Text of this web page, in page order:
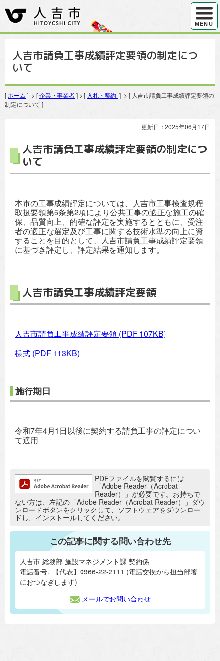
ハンバ
MENU
人吉市請負工事成績評定要領の制定につ
いて
[ ホーム ] > [企業・事業者] > [ 入札・契約 ] > [ 人吉市請負工事成績評定要領の
制定について ]
更新日：2025年06月17日
人吉市請負工事成績評定要領の制定につ
いて
本市の工事成績評定については、人吉市工事検査規程
取扱要領第6条第2項により公共工事の適正な施工の確
保、品質向上、的確な評定を実施するとともに、受注
者の適正な選定及び工事に関する技術水準の向上に資
することを目的として、人吉市請負工事成績評定要領
に基づき評定し、評定結果を通知します。
人吉市請負工事成績評定要領
人吉市請負工事成績評定要領 (PDF 107KB)
様式 (PDF 113KB)
施行期日
令和7年4月1日以後に契約する請負工事の評定につい
て適用
追加情報：PDFファイルPDFファイルを閲覧するには
「Adobe Reader（Acrobat
Reader）」が必要です。お持ちで
ない方は、左記の「Adobe Reader（Acrobat Reader）」ダウ
ンロードボタンをクリックして、ソフトウェアをダウンロー
ドし、インストールしてください。
この記事に関する問い合わせ先
人吉市 総務部 施設マネジメント課 契約係
電話番号:
【代表】0966-22-2111 (電話交換から担当部署
におつなぎします)
メールでお問い合わせ